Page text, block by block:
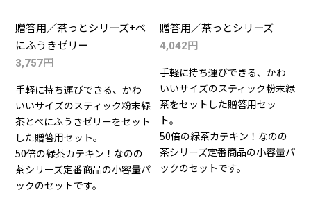
贈答用／茶っとシリーズ+べ
にふうきゼリー
3,757円
手軽に持ち運びできる、かわ
いいサイズのスティック粉末緑
茶とべにふうきゼリーをセット
した贈答用セット。
50倍の緑茶カテキン！なのの
茶シリーズ定番商品の小容量パ
ックのセットです。
贈答用／茶っとシリーズ
4,042円
手軽に持ち運びできる、かわ
いいサイズのスティック粉末緑
茶をセットした贈答用セッ
ト。
50倍の緑茶カテキン！なのの
茶シリーズ定番商品の小容量パ
ックのセットです。
人気商品
定期便